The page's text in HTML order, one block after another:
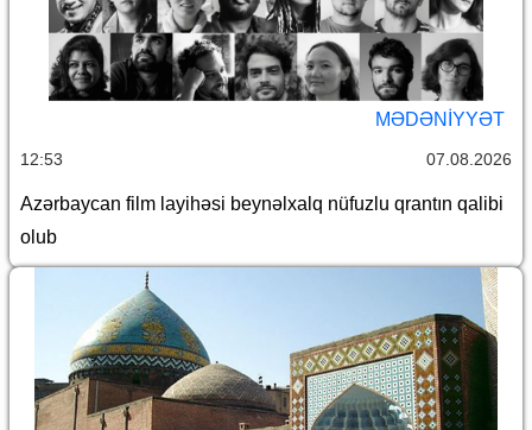
MƏDƏNIYYƏT
12:53 07.08.2026
Azərbaycan film layihəsi beynəlxalq nüfuzlu qrantın qalibi
olub